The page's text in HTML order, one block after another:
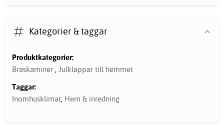
Kategorier & taggar
Produktkategorier:
Braskaminer , Julklappar till hemmet
Taggar:
Inomhusklimat, Hem & inredning